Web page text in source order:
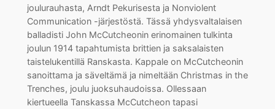
joulurauhasta, Arndt Pekurisesta ja Nonviolent
Communication -järjestöstä. Tässä yhdysvaltalaisen
balladisti John McCutcheonin erinomainen tulkinta
joulun 1914 tapahtumista brittien ja saksalaisten
taistelukentillä Ranskasta. Kappale on McCutcheonin
sanoittama ja säveltämä ja nimeltään Christmas in the
Trenches, joulu juoksuhaudoissa. Ollessaan
kiertueella Tanskassa McCutcheon tapasi